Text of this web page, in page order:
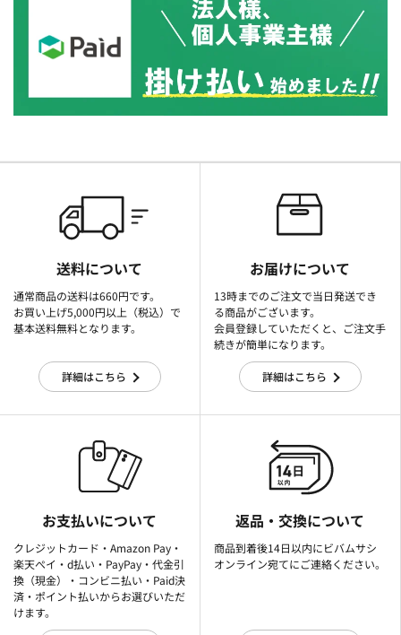
送料について
通常商品の送料は660円です。
お買い上げ5,000円以上（税込）で
基本送料無料となります。
詳細はこちら
お届けについて
13時までのご注文で当日発送でき
る商品がございます。
会員登録していただくと、ご注文手
続きが簡単になります。
詳細はこちら
お支払いについて
クレジットカード・Amazon Pay・
楽天ぺイ・d払い・PayPay・代金引
換（現金）・コンビニ払い・Paid決
済・ポイント払いからお選びいただ
けます。
返品・交換について
商品到着後14日以内にビバムサシ
オンライン宛てにご連絡ください。